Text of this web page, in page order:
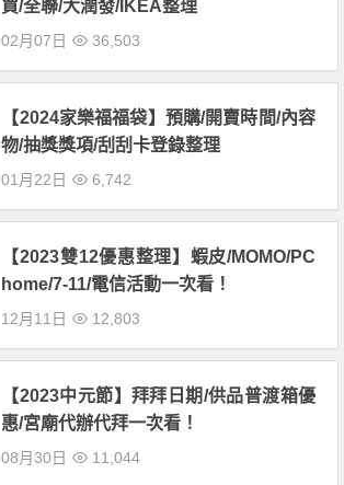
買/全聯/大潤發/IKEA整理
02月07日 36,503
【2024家樂福福袋】預購/開賣時間/內容
物/抽獎獎項/刮刮卡登錄整理
01月22日 6,742
【2023雙12優惠整理】蝦皮/MOMO/PC
home/7-11/電信活動一次看！
12月11日 12,803
【2023中元節】拜拜日期/供品普渡箱優
惠/宮廟代辦代拜一次看！
08月30日 11,044